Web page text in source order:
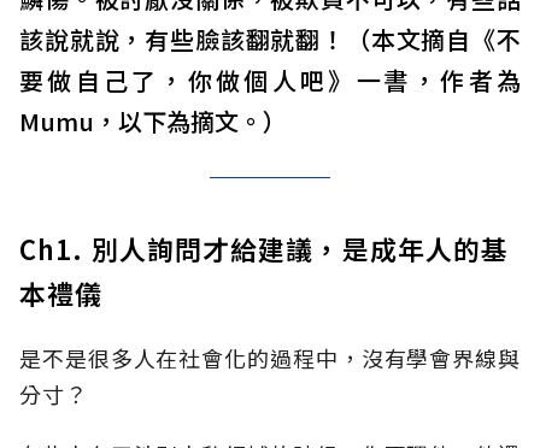
該說就說，有些臉該翻就翻！（本文摘自《不
要做自己了，你做個人吧》一書，作者為
Mumu，以下為摘文。）
Ch1. 別人詢問才給建議，是成年人的基
本禮儀
是不是很多人在社會化的過程中，沒有學會界線與
分寸？